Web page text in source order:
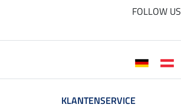
FOLLOW US
KLANTENSERVICE